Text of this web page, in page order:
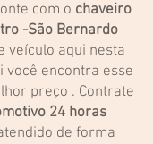
com o chaveiro
-São Bernardo
veículo aqui nesta
você encontra esse
preço . Contrate
24 horas
de forma